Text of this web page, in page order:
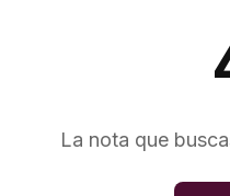
La nota que